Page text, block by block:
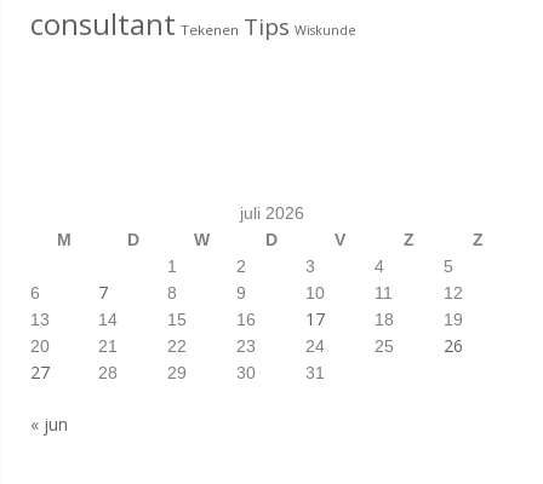
consultant Tekenen Tips Wiskunde
juli 2026
M
D W D V Z
Z
1
2 3 4
5
6
7 8 9 10 11
12
13
14 15 16 17 18
19
20
21 22 23 24 25
26
27
28 29 30 31
« jun